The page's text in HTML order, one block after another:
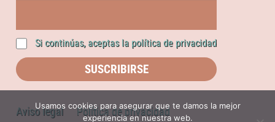
Si continúas, aceptas la política de privacidad
Aviso legal Política de privacidad
Usamos cookies para asegurar que te damos la mejor
experiencia en nuestra web.